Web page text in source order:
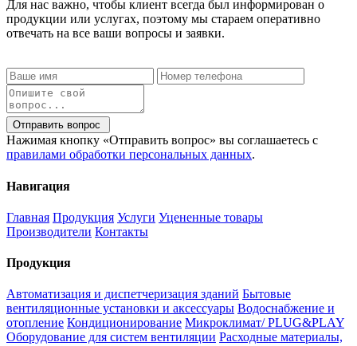
Для нас важно, чтобы клиент всегда был информирован о
продукции или услугах, поэтому мы стараем оперативно
отвечать на все ваши вопросы и заявки.
Отправить вопрос
Нажимая кнопку «Отправить вопрос» вы соглашаетесь с
правилами обработки персональных данных.
Навигация
Главная Продукция Услуги Уцененные товары
Производители Контакты
Продукция
Автоматизация и диспетчеризация зданий Бытовые
вентиляционные установки и аксессуары Водоснабжение и
отопление Кондиционирование Микроклимат/ PLUG&PLAY
Оборудование для систем вентиляции Расходные материалы,